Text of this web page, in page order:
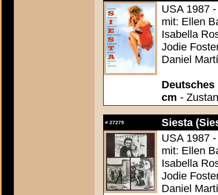
USA 1987
mit: Ellen
Isabella
Jodie
Daniel Martí
Deutsches
cm -
# 27279
Siesta
USA 1987
mit: Ellen
Isabella
Jodie
Daniel Martí